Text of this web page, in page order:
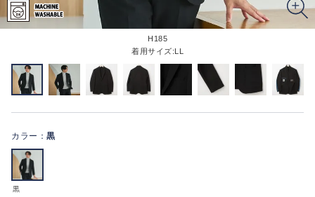
H185
着用サイズ:LL
カラー： 黒
黒